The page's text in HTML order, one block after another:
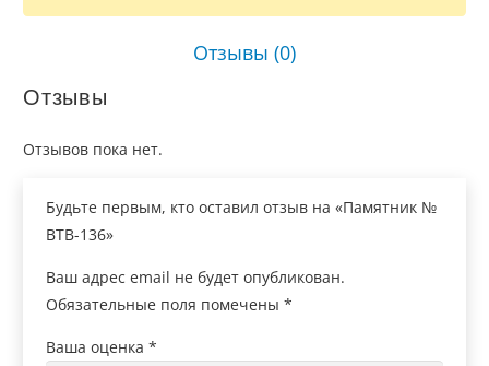
Отзывы (0)
Отзывы
Отзывов пока нет.
Будьте первым, кто оставил отзыв на «Памятник №
ВТВ-136»
Ваш адрес email не будет опубликован.
Обязательные поля помечены *
Ваша оценка *